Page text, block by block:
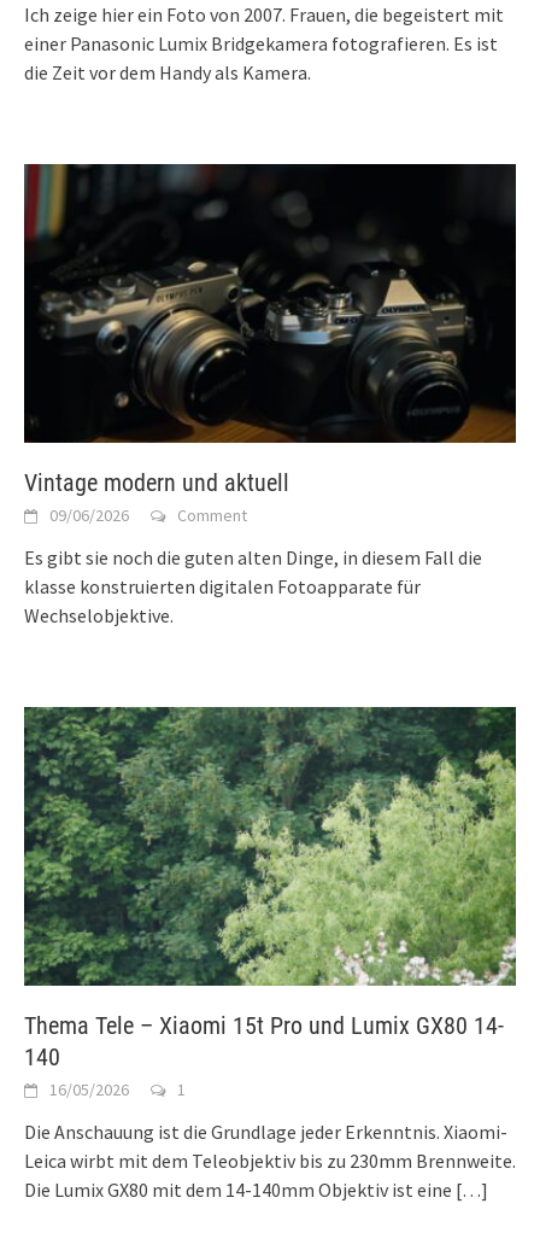
Ich zeige hier ein Foto von 2007. Frauen, die begeistert mit
einer Panasonic Lumix Bridgekamera fotografieren. Es ist
die Zeit vor dem Handy als Kamera.
Vintage modern und aktuell
09/06/2026 Comment
Es gibt sie noch die guten alten Dinge, in diesem Fall die
klasse konstruierten digitalen Fotoapparate für
Wechselobjektive.
Thema Tele – Xiaomi 15t Pro und Lumix GX80 14-
140
16/05/2026 1
Die Anschauung ist die Grundlage jeder Erkenntnis. Xiaomi-
Leica wirbt mit dem Teleobjektiv bis zu 230mm Brennweite.
Die Lumix GX80 mit dem 14-140mm Objektiv ist eine […]